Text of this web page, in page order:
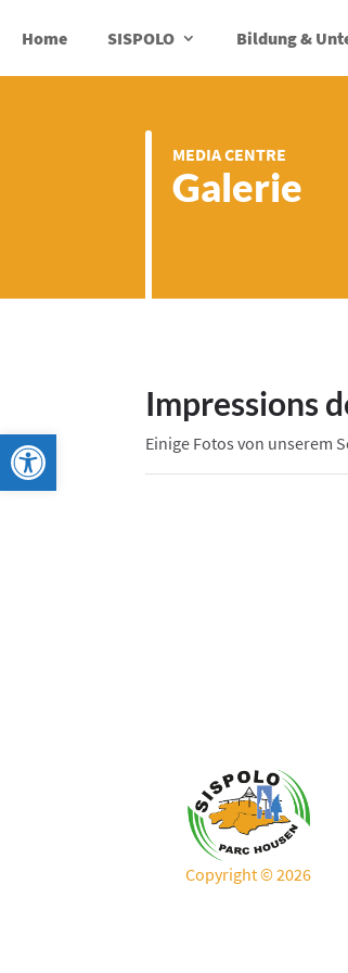
Home SISPOLO Bildung &
MEDIA CENTRE
Galerie
Impressions
Einige Fotos von unserem
Copyright © 2026
Werkzeugleiste öffnen